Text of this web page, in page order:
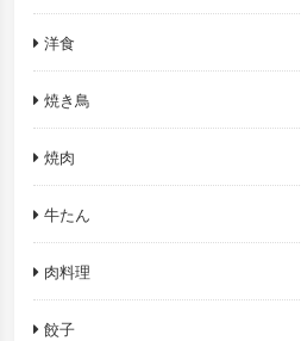
洋食
焼き鳥
焼肉
牛たん
肉料理
餃子